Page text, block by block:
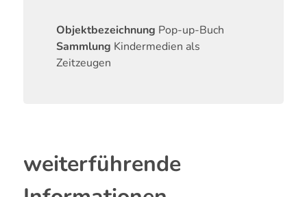
Objektbezeichnung Pop-up-Buch
Sammlung Kindermedien als
Zeitzeugen
weiterführende